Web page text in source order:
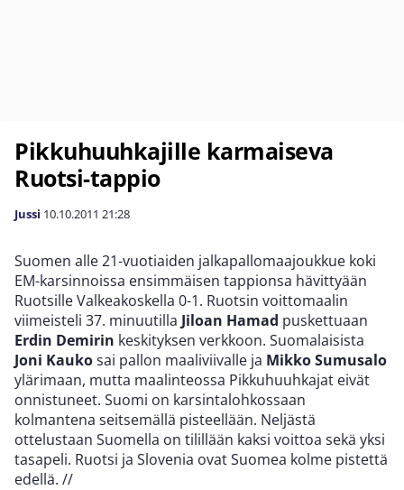
Pikkuhuuhkajille karmaiseva
Ruotsi-tappio
Jussi 10.10.2011 21:28
Suomen alle 21-vuotiaiden jalkapallomaajoukkue koki
EM-karsinnoissa ensimmäisen tappionsa hävittyään
Ruotsille Valkeakoskella 0-1. Ruotsin voittomaalin
viimeisteli 37. minuutilla Jiloan Hamad puskettuaan
Erdin Demirin keskityksen verkkoon. Suomalaisista
Joni Kaukosai pallon maaliviivalle ja Mikko Sumusalo
ylärimaan, mutta maalinteossa Pikkuhuuhkajat eivät
onnistuneet. Suomi on karsintalohkossaan
kolmantena seitsemällä pisteellään. Neljästä
ottelustaan Suomella on tilillään kaksi voittoa sekä yksi
tasapeli. Ruotsi ja Slovenia ovat Suomea kolme pistettä
edellä. //